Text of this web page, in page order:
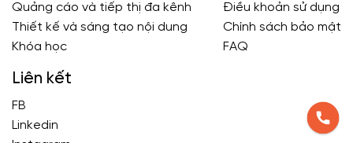
Quảng cáo và tiếp thị đa kênh
Thiết kế và sáng tạo nội dung
Khóa học
Điều khoản sử dụng
Chính sách bảo mật
FAQ
Liên kết
FB
Linkedin